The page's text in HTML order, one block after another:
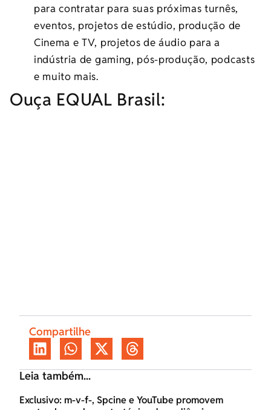
para contratar para suas próximas turnês,
eventos, projetos de estúdio, produção de
Cinema e TV, projetos de áudio para a
indústria de gaming, pós-produção, podcasts
e muito mais.
Ouça EQUAL Brasil:
Compartilhe
Leia também...
Exclusivo: m-v-f-, Spcine e YouTube promovem